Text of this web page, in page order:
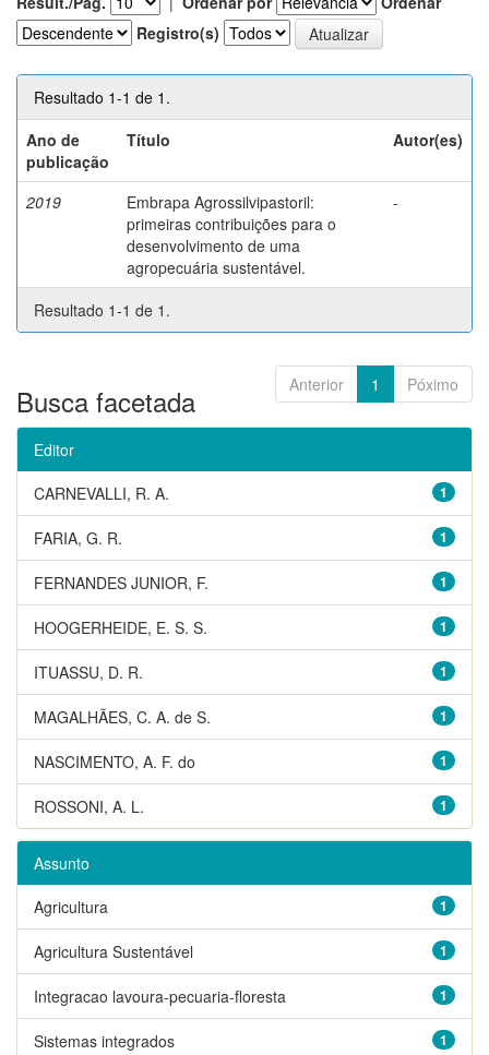
Registro(s)
Resultado 1-1 de 1.
Ano de
publicação
Título Autor(es)
2019
Embrapa Agrossilvipastoril:
primeiras contribuições para o
desenvolvimento de uma
agropecuária sustentável.
-
Resultado 1-1 de 1.
Anterior 1 Póximo
Busca facetada
Editor
1
CARNEVALLI, R. A.
1
FARIA, G. R.
1
FERNANDES JUNIOR, F.
1
HOOGERHEIDE, E. S. S.
1
ITUASSU, D. R.
1
MAGALHÃES, C. A. de S.
1
NASCIMENTO, A. F. do
1
ROSSONI, A. L.
Assunto
1
Agricultura
1
Agricultura Sustentável
1
Integracao lavoura-pecuaria-floresta
1
Sistemas integrados